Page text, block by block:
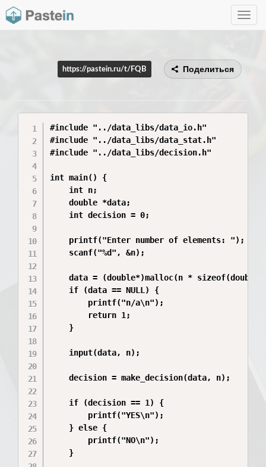
Toggle
https://pastein.ru/t/FQB Поделиться
#include "../data_libs/data_io.h"
#include "../data_libs/data_stat.h"
#include "../data_libs/decision.h"
int main() {
    int n;
    double *data;
    int decision = 0;
    printf("Enter number of elements: ");
    scanf("%d", &n);
data = (double*)malloc(n *
    if (data == NULL) {
        printf("n/a\n");
        return 1;
    }
    input(data, n);
    decision = make_decision(data, n);
    if (decision == 1) {
        printf("YES\n");
    } else {
        printf("NO\n");
    }